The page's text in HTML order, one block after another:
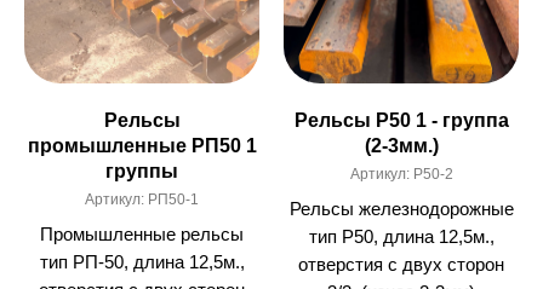
Рельсы
промышленные РП50 1
группы
Артикул: РП50-1
Промышленные рельсы
тип РП-50, длина 12,5м.,
Рельсы Р50 1 - группа
(2-3мм.)
Артикул: Р50-2
Рельсы железнодорожные
тип Р50, длина 12,5м.,
отверстия с двух сторон